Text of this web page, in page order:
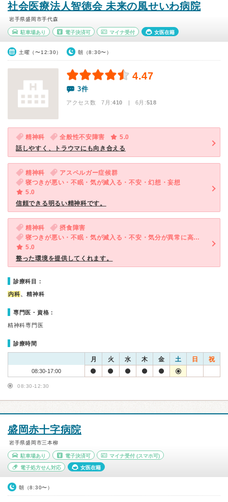
社会医療法人智徳会 未来の風せいわ病院
岩手県盛岡市手代森
駐車場あり 電子決済可 マイナ受付 女医在籍
土曜（〜12:30） 朝（8:30〜）
4.47
3件
アクセス数 7月:410 | 6月:518
精神科 全般性不安障害
5.0
話しやすく、トラウマにも向き合える
精神科
アスペルガー症候群
寝つきが悪い・不眠・気が滅入る・不安・幻想・妄想
5.0
信頼できる明るい精神科です。
精神科
摂食障害
寝つきが悪い・不眠・気が滅入る・不安・気分が異常に高揚している
5.0
整った環境を提供してくれます。
診療科目：
内科、精神科
専門医・資格：
精神科専門医
診療時間
月 火 水 木 金 土 日 祝
08:30-17:00
08:30-12:30
盛岡赤十字病院
岩手県盛岡市三本柳
駐車場あり 電子決済可 マイナ受付 (スマホ可)
電子処方せん対応 女医在籍
朝（8:30〜）